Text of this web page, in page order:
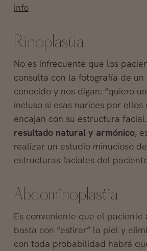
info
Rinoplastia
No es infrecuente que los
consulta con la fotografía de un
conocido y nos digan: “quiero
incluso si esas narices por ellos
encajan con su estructura
resultado natural y armónico,
realizar un estudio minucioso
estructuras faciales del
Abdominoplastia
Es conveniente que el paciente
basta con “estirar” la piel y
con toda probabilidad habrá